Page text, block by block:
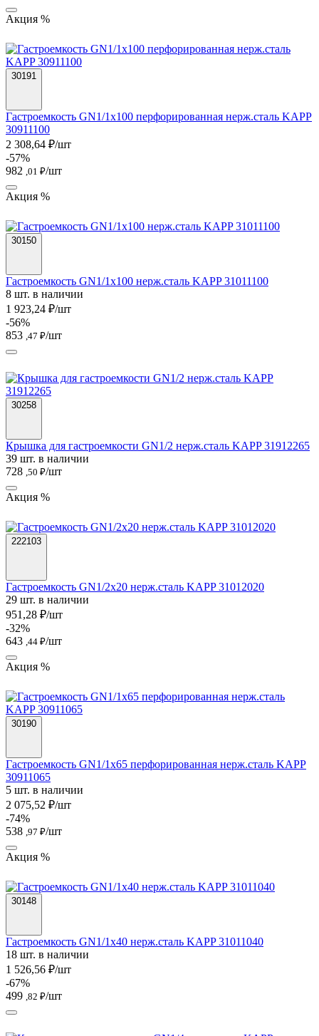
Акция %
30191
Гастроемкость GN1/1х100 перфорированная нерж.сталь KAPP
30911100
2 308,64 ₽/шт
-57%
982 ,01 ₽/шт
Акция %
30150
Гастроемкость GN1/1х100 нерж.сталь KAPP 31011100
8 шт. в наличии
1 923,24 ₽/шт
-56%
853 ,47 ₽/шт
30258
Крышка для гастроемкости GN1/2 нерж.сталь KAPP 31912265
39 шт. в наличии
728 ,50 ₽/шт
Акция %
222103
Гастроемкость GN1/2х20 нерж.сталь KAPP 31012020
29 шт. в наличии
951,28 ₽/шт
-32%
643 ,44 ₽/шт
Акция %
30190
Гастроемкость GN1/1х65 перфорированная нерж.сталь KAPP
30911065
5 шт. в наличии
2 075,52 ₽/шт
-74%
538 ,97 ₽/шт
Акция %
30148
Гастроемкость GN1/1х40 нерж.сталь KAPP 31011040
18 шт. в наличии
1 526,56 ₽/шт
-67%
499 ,82 ₽/шт